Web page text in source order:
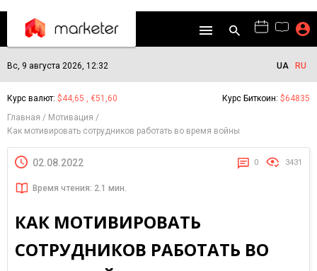
Вс, 9 августа 2026, 12:32 UA RU
Курс валют: $44,65 , €51,60 Курс Биткоин: $64835
Главная
Мотивация
Как мотивировать сотрудников работать во время войны
02.08.2022 0 3431
Время чтения: 2.1 мин.
КАК МОТИВИРОВАТЬ
СОТРУДНИКОВ РАБОТАТЬ ВО